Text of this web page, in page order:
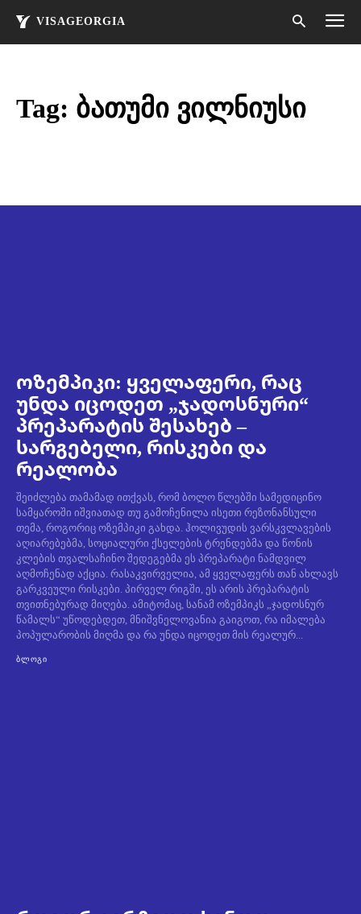
VISAGEORGIA
Tag: ბათუმი ვილნიუსი
ოზემპიკი: ყველაფერი, რაც
უნდა იცოდეთ „ჯადოსნური“
პრეპარატის შესახებ –
სარგებელი, რისკები და
რეალობა
შეიძლება თამამად ითქვას, რომ ბოლო წლებში სამედიცინო
სამყაროში იშვიათად თუ გამოჩენილა ისეთი რეზონანსული
თემა, როგორიც ოზემპიკი გახდა. ჰოლივუდის ვარსკვლავების
აღიარებებმა, სოციალური ქსელების ტრენდებმა და წონის
კლების თვალსაჩინო შედეგებმა ეს პრეპარატი ნამდვილ
აღმოჩენად აქცია. რასაკვირველია, ამ ყველაფერს თან ახლავს
გარკვეული რისკები. პირველ რიგში, ეს არის პრეპარატის
თვითნებურად მიღება. ამიტომაც, სანამ ოზემპიკს „ჯადოსნურ
წამალს“ უწოდებდეთ, მნიშვნელოვანია გაიგოთ, რა იმალება
პოპულარობის მიღმა და რა უნდა იცოდეთ მის რეალურ...
ᲑᲚᲝᲒᲘ